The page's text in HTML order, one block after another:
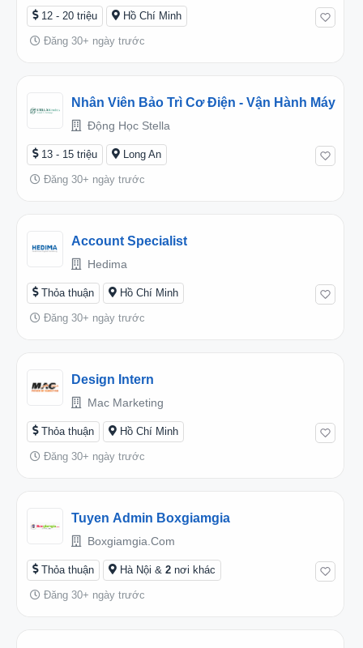
12 - 20 triệu Hồ Chí Minh
Đăng 30+ ngày trước
Nhân Viên Bảo Trì Cơ Điện - Vận Hành Máy
Động Học Stella
13 - 15 triệu Long An
Đăng 30+ ngày trước
Account Specialist
Hedima
Thỏa thuận Hồ Chí Minh
Đăng 30+ ngày trước
Design Intern
Mac Marketing
Thỏa thuận Hồ Chí Minh
Đăng 30+ ngày trước
Tuyen Admin Boxgiamgia
Boxgiamgia.com
Thỏa thuận Hà Nội & 2 nơi khác
Đăng 30+ ngày trước